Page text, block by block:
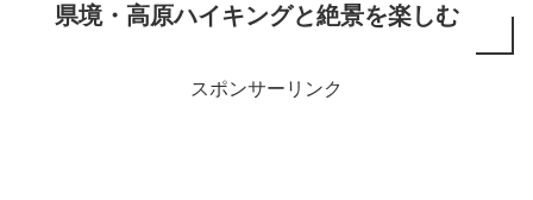
県境・高原ハイキングと絶景を楽しむ
スポンサーリンク